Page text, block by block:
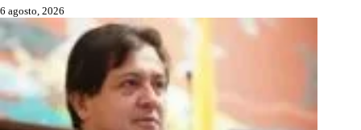
6 agosto, 2026